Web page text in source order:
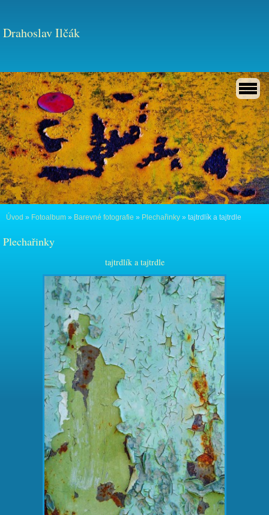
Drahoslav Ilčák
Úvod » Fotoalbum » Barevné fotografie » Plechařinky » tajtrdlík a tajtrdle
Plechařinky
tajtrdlík a tajtrdle